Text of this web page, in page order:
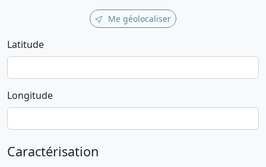
Me géolocaliser
Latitude
Longitude
Caractérisation